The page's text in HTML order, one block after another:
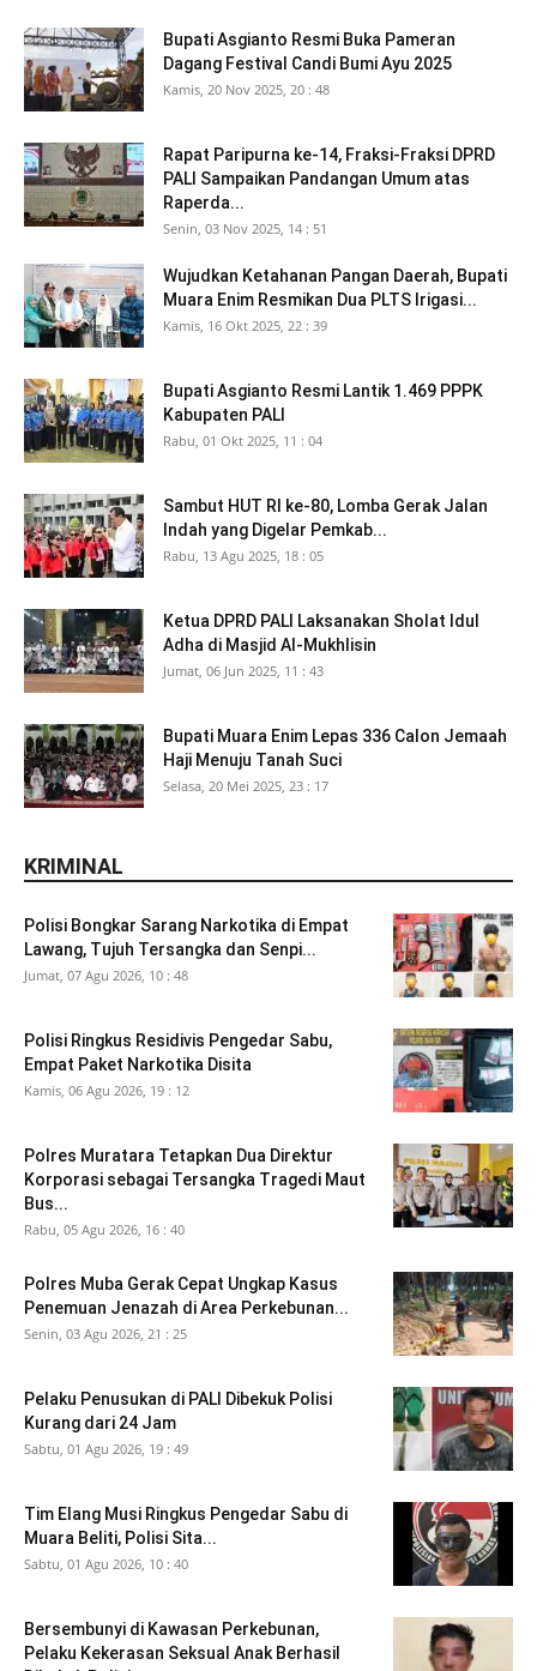
Bupati Asgianto Resmi Buka Pameran
Dagang Festival Candi Bumi Ayu 2025
Kamis, 20 Nov 2025, 20 : 48
Rapat Paripurna ke-14, Fraksi-Fraksi DPRD
PALI Sampaikan Pandangan Umum atas
Raperda...
Senin, 03 Nov 2025, 14 : 51
Wujudkan Ketahanan Pangan Daerah, Bupati
Muara Enim Resmikan Dua PLTS Irigasi...
Kamis, 16 Okt 2025, 22 : 39
Bupati Asgianto Resmi Lantik 1.469 PPPK
Kabupaten PALI
Rabu, 01 Okt 2025, 11 : 04
Sambut HUT RI ke-80, Lomba Gerak Jalan
Indah yang Digelar Pemkab...
Rabu, 13 Agu 2025, 18 : 05
Ketua DPRD PALI Laksanakan Sholat Idul
Adha di Masjid Al-Mukhlisin
Jumat, 06 Jun 2025, 11 : 43
Bupati Muara Enim Lepas 336 Calon Jemaah
Haji Menuju Tanah Suci
Selasa, 20 Mei 2025, 23 : 17
KRIMINAL
Polisi Bongkar Sarang Narkotika di Empat
Lawang, Tujuh Tersangka dan Senpi...
Jumat, 07 Agu 2026, 10 : 48
Polisi Ringkus Residivis Pengedar Sabu,
Empat Paket Narkotika Disita
Kamis, 06 Agu 2026, 19 : 12
Polres Muratara Tetapkan Dua Direktur
Korporasi sebagai Tersangka Tragedi Maut
Bus...
Rabu, 05 Agu 2026, 16 : 40
Polres Muba Gerak Cepat Ungkap Kasus
Penemuan Jenazah di Area Perkebunan...
Senin, 03 Agu 2026, 21 : 25
Pelaku Penusukan di PALI Dibekuk Polisi
Kurang dari 24 Jam
Sabtu, 01 Agu 2026, 19 : 49
Tim Elang Musi Ringkus Pengedar Sabu di
Muara Beliti, Polisi Sita...
Sabtu, 01 Agu 2026, 10 : 40
Bersembunyi di Kawasan Perkebunan,
Pelaku Kekerasan Seksual Anak Berhasil